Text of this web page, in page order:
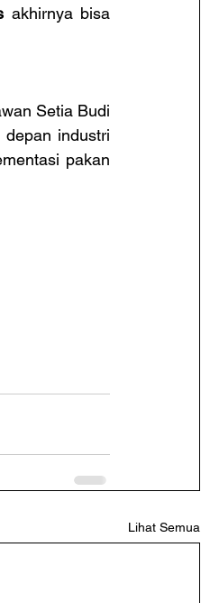
akhirnya bisa
Setia Budi
industri
pakan
Lihat Semua